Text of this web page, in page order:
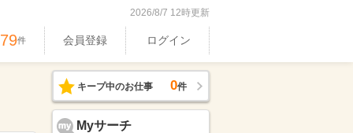
2026/8/7 12時更新
件 会員登録 ログイン
キープ中のお仕事 0件
Myサーチ